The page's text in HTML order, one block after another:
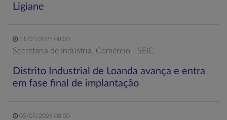
Ligiane
11/05/2026 08:00
Secretaria de Indústria, Comércio - SEIC
Distrito Industrial de Loanda avança e entra
em fase final de implantação
05/05/2026 08:00